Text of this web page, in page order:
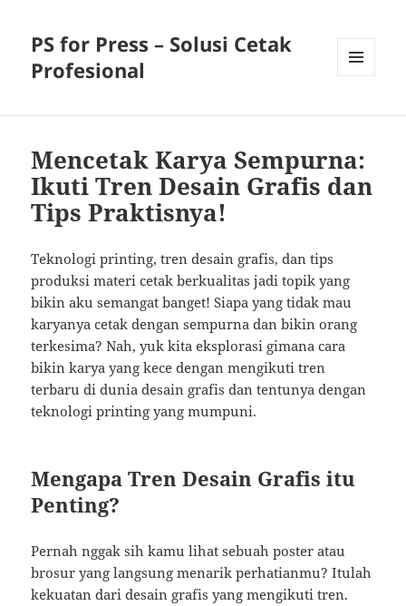
PS for Press – Solusi Cetak
Profesional
Mencetak Karya Sempurna:
Ikuti Tren Desain Grafis dan
Tips Praktisnya!
Teknologi printing, tren desain grafis, dan tips
produksi materi cetak berkualitas jadi topik yang
bikin aku semangat banget! Siapa yang tidak mau
karyanya cetak dengan sempurna dan bikin orang
terkesima? Nah, yuk kita eksplorasi gimana cara
bikin karya yang kece dengan mengikuti tren
terbaru di dunia desain grafis dan tentunya dengan
teknologi printing yang mumpuni.
Mengapa Tren Desain Grafis itu
Penting?
Pernah nggak sih kamu lihat sebuah poster atau
brosur yang langsung menarik perhatianmu? Itulah
kekuatan dari desain grafis yang mengikuti tren.